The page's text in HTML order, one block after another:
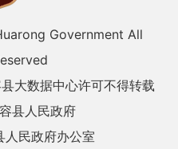
Government All
大数据中心许可不得转载
县人民政府
人民政府办公室